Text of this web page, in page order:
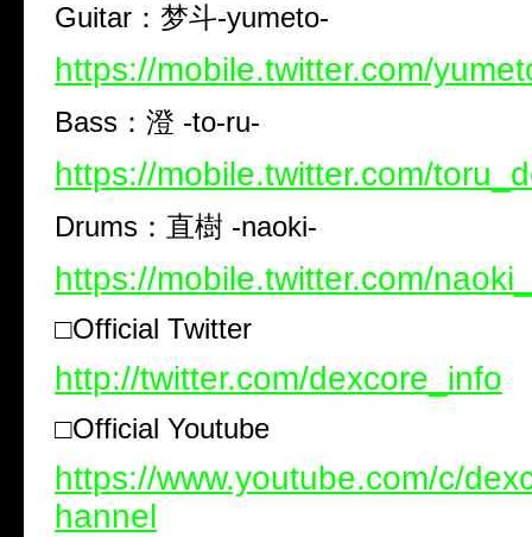
Guitar ：梦斗-yumeto-
https://mobile.twitter.com/
Bass ：澄 -to-ru-
https://mobile.twitter.com/
Drums ：直樹 -naoki-
https://mobile.twitter.com/
□Official Twitter
http://twitter.com/dexcore_info
□Official Youtube
https://www.youtube.com/c/
hannel